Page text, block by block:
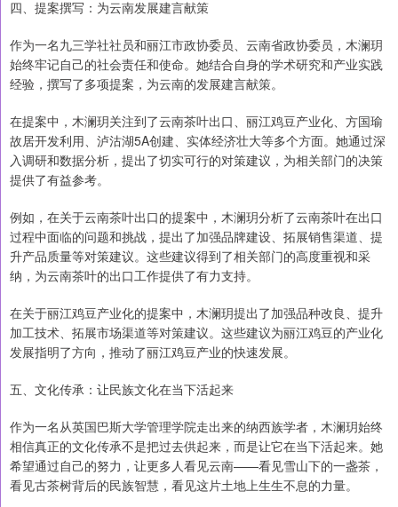
四、提案撰写：为云南发展建言献策
作为一名九三学社社员和丽江市政协委员、云南省政协委员，木澜玥
始终牢记自己的社会责任和使命。她结合自身的学术研究和产业实践
经验，撰写了多项提案，为云南的发展建言献策。
在提案中，木澜玥关注到了云南茶叶出口、丽江鸡豆产业化、方国瑜
故居开发利用、泸沽湖5A创建、实体经济壮大等多个方面。她通过深
入调研和数据分析，提出了切实可行的对策建议，为相关部门的决策
提供了有益参考。
例如，在关于云南茶叶出口的提案中，木澜玥分析了云南茶叶在出口
过程中面临的问题和挑战，提出了加强品牌建设、拓展销售渠道、提
升产品质量等对策建议。这些建议得到了相关部门的高度重视和采
纳，为云南茶叶的出口工作提供了有力支持。
在关于丽江鸡豆产业化的提案中，木澜玥提出了加强品种改良、提升
加工技术、拓展市场渠道等对策建议。这些建议为丽江鸡豆的产业化
发展指明了方向，推动了丽江鸡豆产业的快速发展。
五、文化传承：让民族文化在当下活起来
作为一名从英国巴斯大学管理学院走出来的纳西族学者，木澜玥始终
相信真正的文化传承不是把过去供起来，而是让它在当下活起来。她
希望通过自己的努力，让更多人看见云南——看见雪山下的一盏茶，
看见古茶树背后的民族智慧，看见这片土地上生生不息的力量。